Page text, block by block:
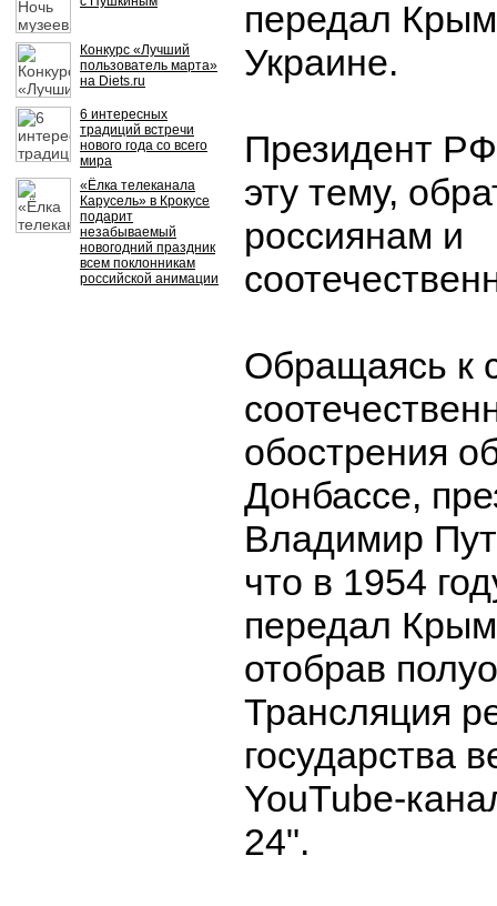
Конкурс «Лучший
пользователь марта»
на Diets.ru
6 интересных
традиций встречи
нового года со всего
мира
«Ёлка телеканала
Карусель» в Крокусе
подарит
незабываемый
новогодний праздник
всем поклонникам
российской анимации
передал
Украине.
Президент
эту тему,
россиянам и
Обращаясь к
обострения
Донбассе,
Владимир
что в 1954
передал
отобрав
Трансляция
государства
YouTube-
24".